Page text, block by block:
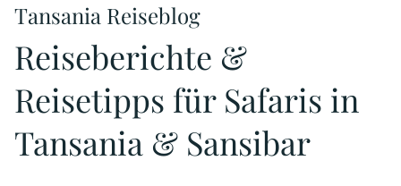
Tansania Reiseblog
Reiseberichte &
Reisetipps für Safaris in
Tansania & Sansibar